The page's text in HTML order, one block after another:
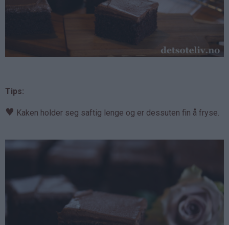
Tips:
♥ Kaken holder seg saftig lenge og er dessuten fin å fryse.